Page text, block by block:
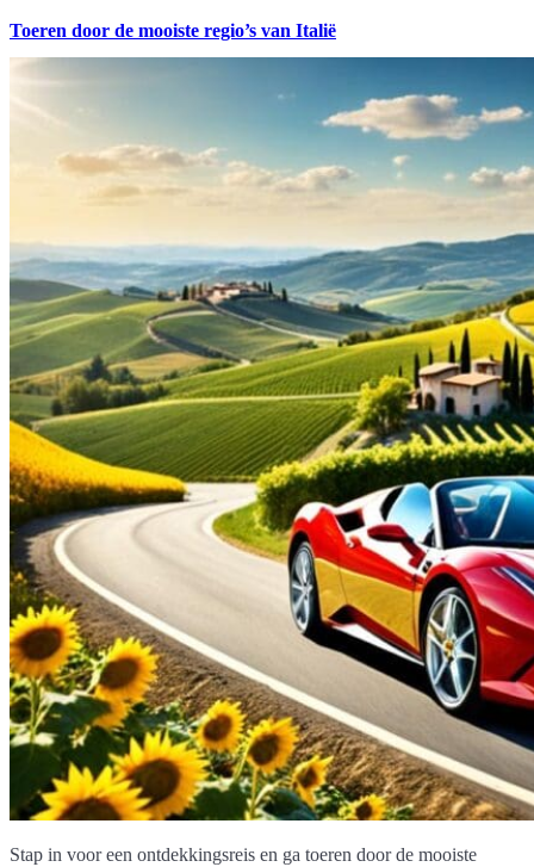
Toeren door de mooiste regio’s van Italië
Stap in voor een ontdekkingsreis en ga toeren door de mooiste